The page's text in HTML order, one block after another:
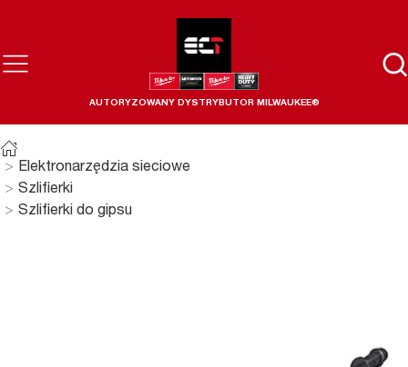
AUTORYZOWANY DYSTRYBUTOR MILWAUKEE®
Elektronarzędzia sieciowe
Szlifierki
Szlifierki do gipsu